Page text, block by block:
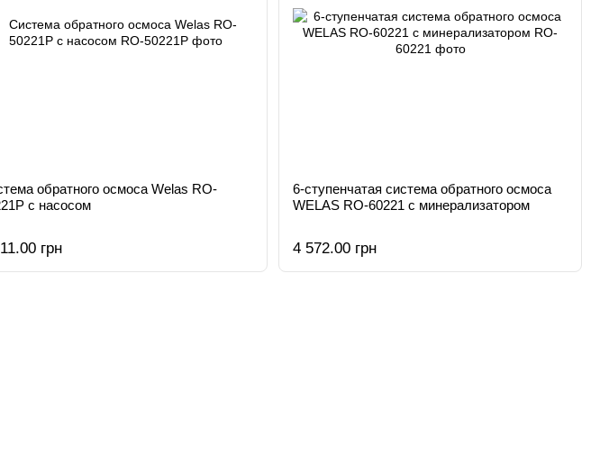
обратного осмоса Welas RO-
с насосом
грн
6-ступенчатая система обратного осмоса
WELAS RO-60221 с минерализатором
4 572.00 грн